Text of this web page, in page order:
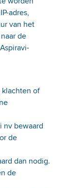
adres,
van het
de
klachten of
nv bewaard
de
dan nodig.
de